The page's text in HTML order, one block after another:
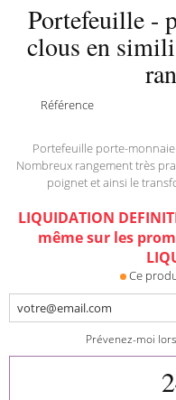
Portefeuille -
clous en
Référence
Portefeuille porte-
Nombreux rangement très
poignet et ainsi le
LIQUIDATION
même sur les
Ce
Prévenez-moi